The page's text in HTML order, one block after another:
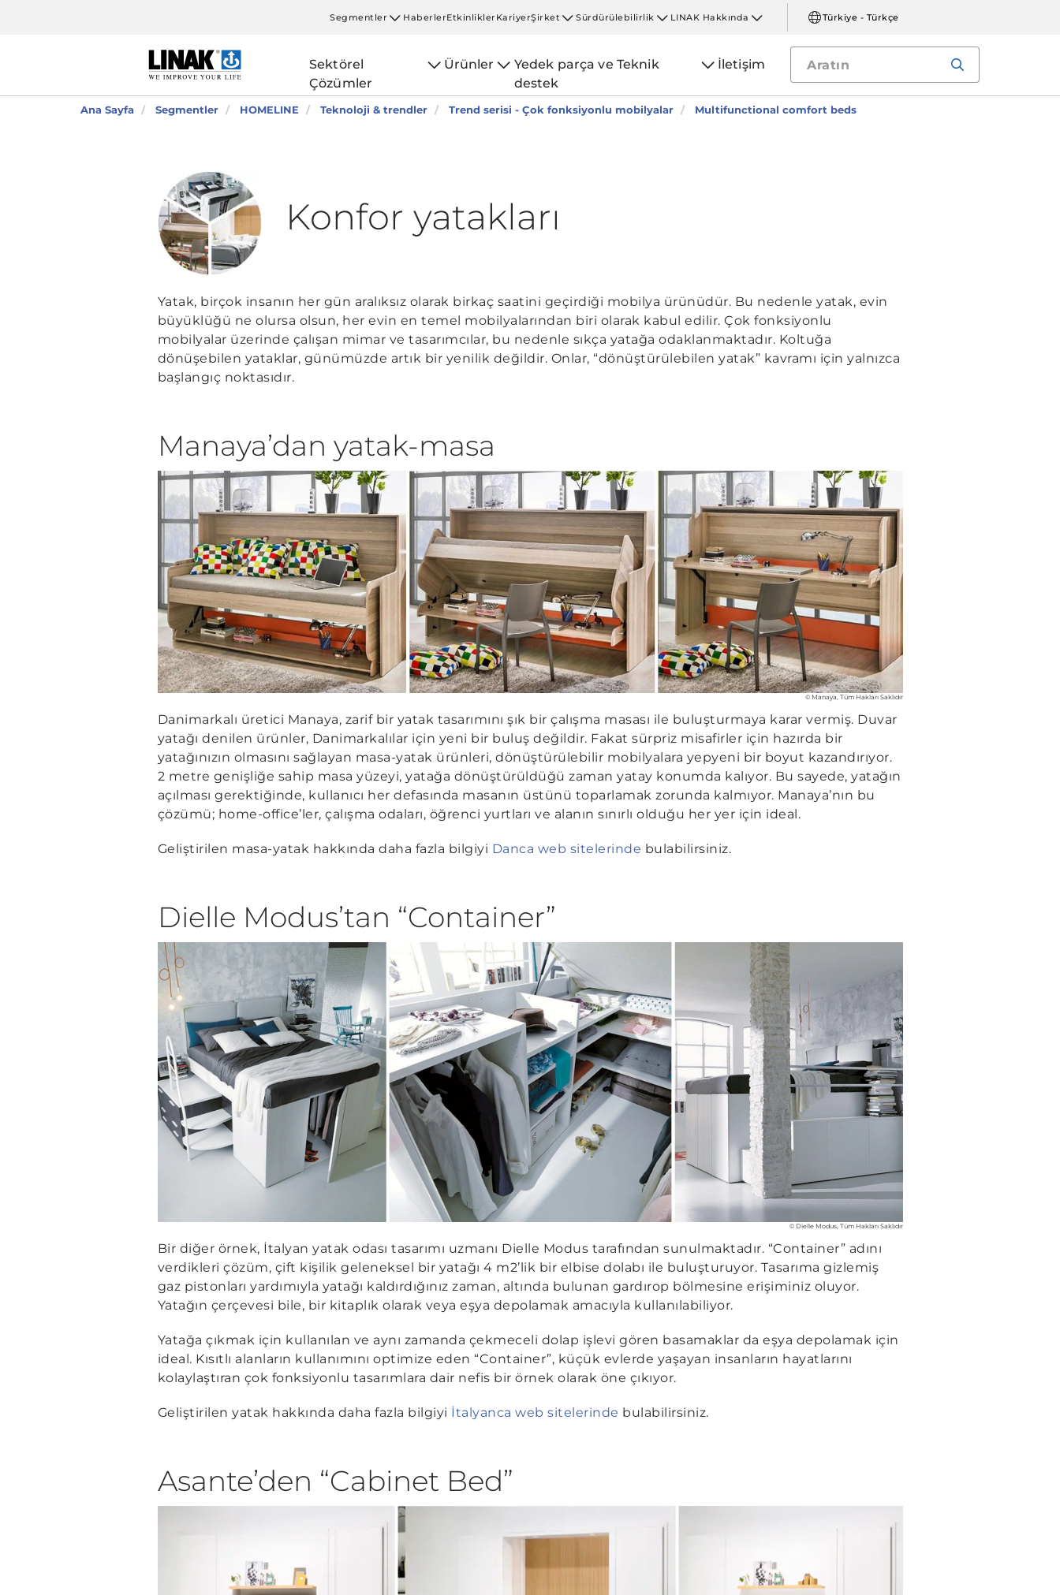
Segmentler HaberlerEtkinliklerKariyerŞirket Sürdürülebilirlik LINAK Hakkında Türkiye - Türkçe
Sektörel
Çözümler
Ürünler
Yedek parça ve Teknik
destek
İletişim
Ana Sayfa Segmentler HOMELINE Teknoloji & trendler Trend serisi - Çok fonksiyonlu mobilyalar Multifunctional comfort beds
Konfor yatakları
Yatak, birçok insanın her gün aralıksız olarak birkaç saatini geçirdiği mobilya ürünüdür. Bu nedenle yatak, evin
büyüklüğü ne olursa olsun, her evin en temel mobilyalarından biri olarak kabul edilir. Çok fonksiyonlu
mobilyalar üzerinde çalışan mimar ve tasarımcılar, bu nedenle sıkça yatağa odaklanmaktadır. Koltuğa
dönüşebilen yataklar, günümüzde artık bir yenilik değildir. Onlar, “dönüştürülebilen yatak” kavramı için yalnızca
başlangıç noktasıdır.
Manaya’dan yatak-masa
© Manaya, Tüm Hakları Saklıdır
Danimarkalı üretici Manaya, zarif bir yatak tasarımını şık bir çalışma masası ile buluşturmaya karar vermiş. Duvar
yatağı denilen ürünler, Danimarkalılar için yeni bir buluş değildir. Fakat sürpriz misafirler için hazırda bir
yatağınızın olmasını sağlayan masa-yatak ürünleri, dönüştürülebilir mobilyalara yepyeni bir boyut kazandırıyor.
2 metre genişliğe sahip masa yüzeyi, yatağa dönüştürüldüğü zaman yatay konumda kalıyor. Bu sayede, yatağın
açılması gerektiğinde, kullanıcı her defasında masanın üstünü toparlamak zorunda kalmıyor. Manaya’nın bu
çözümü; home-office’ler, çalışma odaları, öğrenci yurtları ve alanın sınırlı olduğu her yer için ideal.
Geliştirilen masa-yatak hakkında daha fazla bilgiyi Danca web sitelerinde bulabilirsiniz.
Dielle Modus’tan “Container”
© Dielle Modus, Tüm Hakları Saklıdır
Bir diğer örnek, İtalyan yatak odası tasarımı uzmanı Dielle Modus tarafından sunulmaktadır. “Container” adını
verdikleri çözüm, çift kişilik geleneksel bir yatağı 4 m2’lik bir elbise dolabı ile buluşturuyor. Tasarıma gizlemiş
gaz pistonları yardımıyla yatağı kaldırdığınız zaman, altında bulunan gardırop bölmesine erişiminiz oluyor.
Yatağın çerçevesi bile, bir kitaplık olarak veya eşya depolamak amacıyla kullanılabiliyor.
Yatağa çıkmak için kullanılan ve aynı zamanda çekmeceli dolap işlevi gören basamaklar da eşya depolamak için
ideal. Kısıtlı alanların kullanımını optimize eden “Container”, küçük evlerde yaşayan insanların hayatlarını
kolaylaştıran çok fonksiyonlu tasarımlara dair nefis bir örnek olarak öne çıkıyor.
Geliştirilen yatak hakkında daha fazla bilgiyi İtalyanca web sitelerinde bulabilirsiniz.
Asante’den “Cabinet Bed”